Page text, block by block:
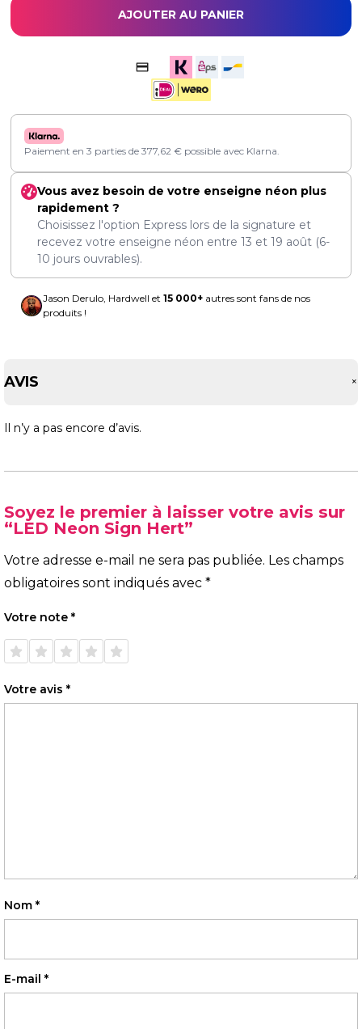
AJOUTER AU PANIER
Paiement en 3 parties de 377,62 € possible avec Klarna.
Vous avez besoin de votre enseigne néon plus
rapidement ?
Choisissez l'option Express lors de la signature et
recevez votre enseigne néon entre 13 et 19 août (6-
10 jours ouvrables).
Jason Derulo, Hardwell et 15 000+ autres sont fans de nos
produits !
AVIS +
Il n’y a pas encore d’avis.
Soyez le premier à laisser votre avis sur
“LED Neon Sign Hert”
Votre adresse e-mail ne sera pas publiée. Les champs
obligatoires sont indiqués avec *
Votre note *
1 étoile
sur 5
2 étoiles
sur 5
3 étoiles
sur 5
4 étoiles
sur 5
5 étoiles
sur 5
Votre avis *
Nom *
E-mail *